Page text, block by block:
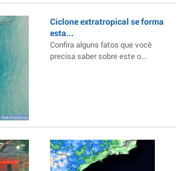
Ciclone extratropical se forma
esta...
Confira alguns fatos que você
precisa saber sobre este o...